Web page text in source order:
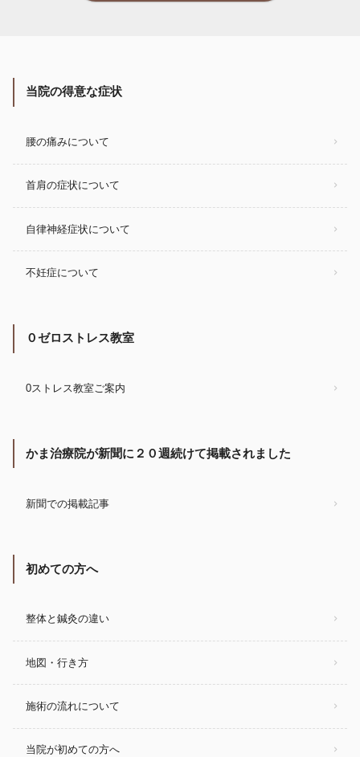
当院の得意な症状
腰の痛みについて
首肩の症状について
自律神経症状について
不妊症について
０ゼロストレス教室
0ストレス教室ご案内
かま治療院が新聞に２０週続けて掲載されました
新聞での掲載記事
初めての方へ
整体と鍼灸の違い
地図・行き方
施術の流れについて
当院が初めての方へ